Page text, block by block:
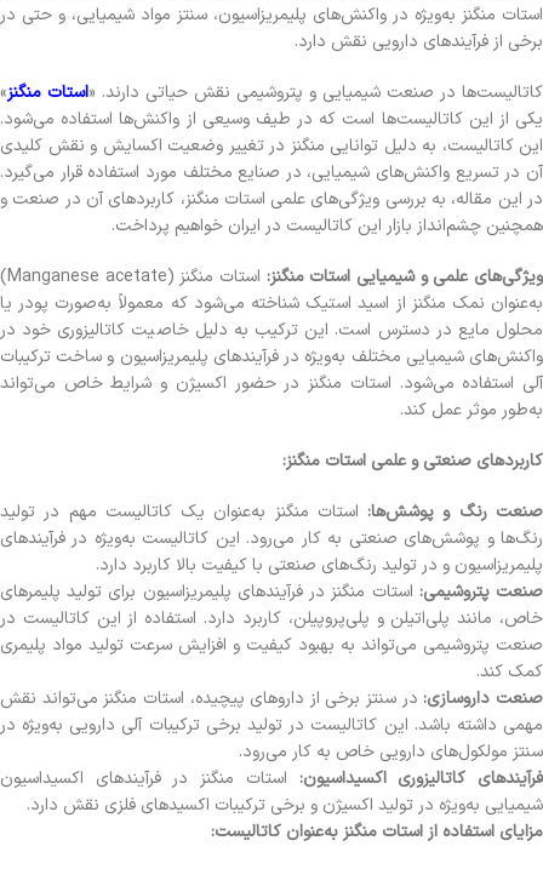
استات منگنز به‌ویژه در واکنش‌های پلیمریزاسیون، سنتز مواد شیمیایی، و حتی در
برخی از فرآیندهای دارویی نقش دارد.
کاتالیست‌ها در صنعت شیمیایی و پتروشیمی نقش حیاتی دارند. «استات منگنز»
یکی از این کاتالیست‌ها است که در طیف وسیعی از واکنش‌ها استفاده می‌شود.
این کاتالیست، به دلیل توانایی منگنز در تغییر وضعیت اکسایش و نقش کلیدی
آن در تسریع واکنش‌های شیمیایی، در صنایع مختلف مورد استفاده قرار می‌گیرد.
در این مقاله، به بررسی ویژگی‌های علمی استات منگنز، کاربردهای آن در صنعت و
همچنین چشم‌انداز بازار این کاتالیست در ایران خواهیم پرداخت.
ویژگی‌های علمی و شیمیایی استات منگنز:
استات منگنز (Manganese acetate)
به‌عنوان نمک منگنز از اسید استیک شناخته می‌شود که معمولاً به‌صورت پودر یا
محلول مایع در دسترس است. این ترکیب به دلیل خاصیت کاتالیزوری خود در
واکنش‌های شیمیایی مختلف به‌ویژه در فرآیندهای پلیمریزاسیون و ساخت ترکیبات
آلی استفاده می‌شود. استات منگنز در حضور اکسیژن و شرایط خاص می‌تواند
به‌طور موثر عمل کند.
کاربردهای صنعتی و علمی استات منگنز:
صنعت رنگ و پوشش‌ها: استات منگنز به‌عنوان یک کاتالیست مهم در تولید
رنگ‌ها و پوشش‌های صنعتی به کار می‌رود. این کاتالیست به‌ویژه در فرآیندهای
پلیمریزاسیون و در تولید رنگ‌های صنعتی با کیفیت بالا کاربرد دارد.
صنعت پتروشیمی: استات منگنز در فرآیندهای پلیمریزاسیون برای تولید پلیمرهای
خاص، مانند پلی‌اتیلن و پلی‌پروپیلن، کاربرد دارد. استفاده از این کاتالیست در
صنعت پتروشیمی می‌تواند به بهبود کیفیت و افزایش سرعت تولید مواد پلیمری
کمک کند.
صنعت داروسازی: در سنتز برخی از داروهای پیچیده، استات منگنز می‌تواند نقش
مهمی داشته باشد. این کاتالیست در تولید برخی ترکیبات آلی دارویی به‌ویژه در
سنتز مولکول‌های دارویی خاص به کار می‌رود.
فرآیندهای کاتالیزوری اکسیداسیون: استات منگنز در فرآیندهای اکسیداسیون
شیمیایی به‌ویژه در تولید اکسیژن و برخی ترکیبات اکسیدهای فلزی نقش دارد.
مزایای استفاده از استات منگنز به‌عنوان کاتالیست: